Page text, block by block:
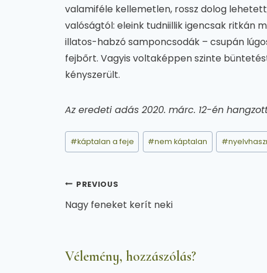
valamiféle kellemetlen, rossz dolog
valóságtól: eleink tudniillik igencsak ritkán
illatos-habzó samponcsodák – csupán
fejbőrt. Vagyis voltaképpen szinte
kényszerült.
Az eredeti adás 2020. márc. 12-én
Post
Tags:
#káptalan a feje #nem káptalan #
Bejegyzés
PREVIOUS
Nagy feneket kerít neki
Vélemény, hozzászólás?